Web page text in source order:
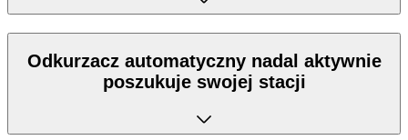
Odkurzacz automatyczny nadal aktywnie
poszukuje swojej stacji